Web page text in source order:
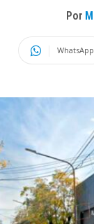
Por
WhatsApp